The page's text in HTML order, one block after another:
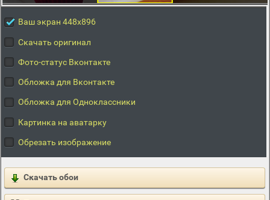
Ваш экран 448x896
Скачать оригинал
Фото-статус Вконтакте
Обложка для Вконтакте
Обложка для Одноклассники
Картинка на аватарку
Обрезать изображение
Скачать обои